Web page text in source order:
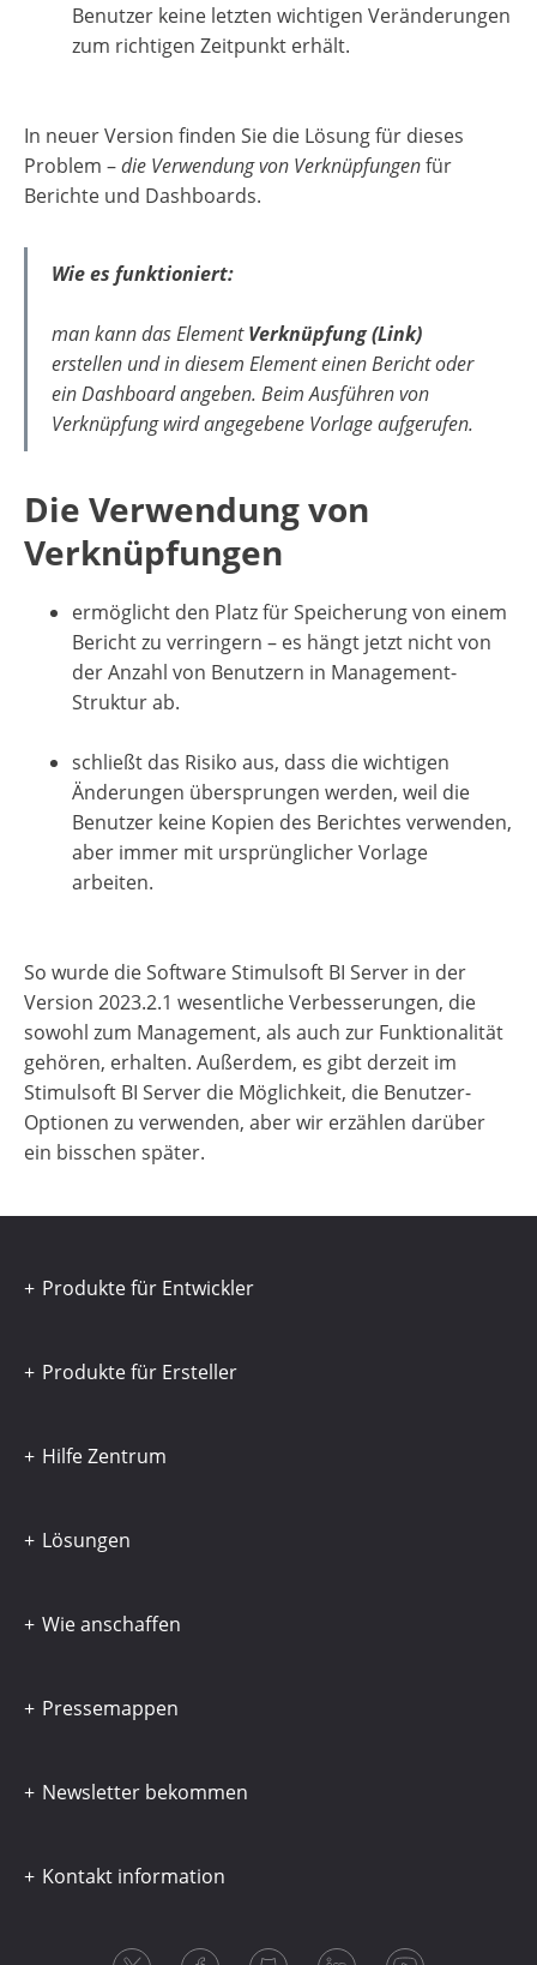
Benutzer keine letzten wichtigen Veränderungen
zum richtigen Zeitpunkt erhält.
In neuer Version finden Sie die Lösung für dieses
Problem –die Verwendung von Verknüpfungenfür
Berichte und Dashboards.
Wie es funktioniert:
man kann das ElementVerknüpfung (Link)
erstellen und in diesem Element einen Bericht oder
ein Dashboard angeben. Beim Ausführen von
Verknüpfung wird angegebene Vorlage aufgerufen.
Die Verwendung von
Verknüpfungen
ermöglicht den Platz für Speicherung von einem
Bericht zu verringern – es hängt jetzt nicht von
der Anzahl von Benutzern in Management-
Struktur ab.
schließt das Risiko aus, dass die wichtigen
Änderungen übersprungen werden, weil die
Benutzer keine Kopien des Berichtes verwenden,
aber immer mit ursprünglicher Vorlage
arbeiten.
So wurde die Software Stimulsoft BI Server in der
Version 2023.2.1 wesentliche Verbesserungen, die
sowohl zum Management, als auch zur Funktionalität
gehören, erhalten. Außerdem, es gibt derzeit im
Stimulsoft BI Server die Möglichkeit, die Benutzer-
Optionen zu verwenden, aber wir erzählen darüber
ein bisschen später.
Produkte für Entwickler
Produkte für Ersteller
Hilfe Zentrum
Lösungen
Wie anschaffen
Pressemappen
Newsletter bekommen
Kontakt information